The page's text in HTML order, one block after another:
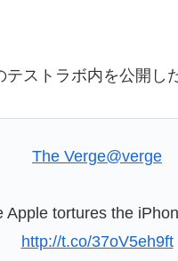
ストラボ内を公開し
The Verge@verge
Apple tortures the
http://t.co/37oV5eh9ft